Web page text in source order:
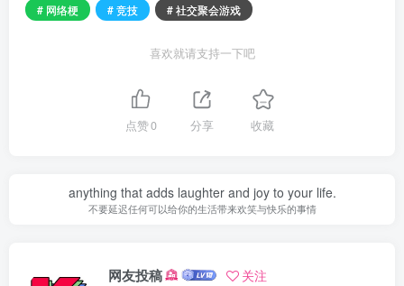
# 网络梗
# 竞技 # 社交聚会游戏
喜欢就请支持一下吧
点赞0 分享 收藏
anything that adds laughter and joy to your life.
不要延迟任何可以给你的生活带来欢笑与快乐的事情
网友投稿 关注